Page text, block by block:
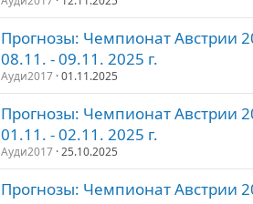
Прогнозы: Чемпионат Австрии
08.11. - 09.11. 2025 г.
Ауди2017 01.11.2025
Прогнозы: Чемпионат Австрии
01.11. - 02.11. 2025 г.
Ауди2017 25.10.2025
Прогнозы: Чемпионат Австрии